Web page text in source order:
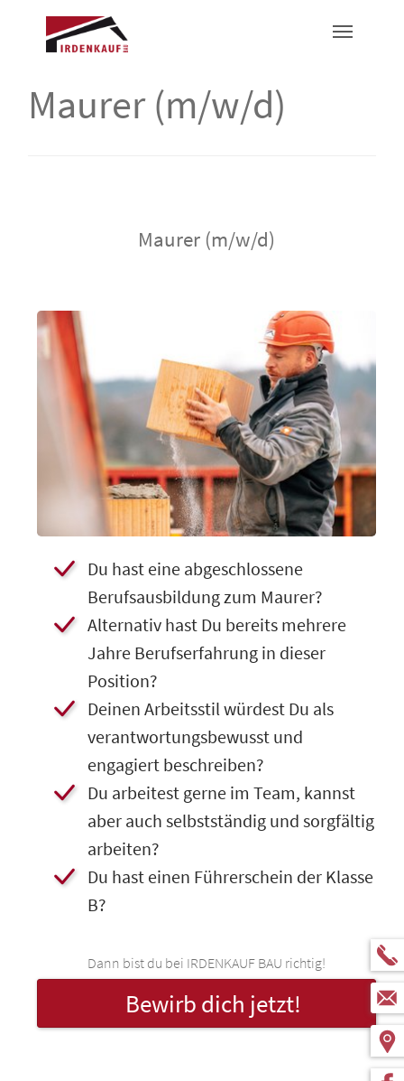
Maurer (m/w/d)
Maurer (m/w/d)
Du hast eine abgeschlossene
Berufsausbildung zum Maurer?
​Alternativ hast Du bereits mehrere
Jahre Berufserfahrung in dieser
Position?
​Deinen Arbeitsstil würdest Du als
verantwortungsbewusst und
engagiert beschreiben?
​​​​Du arbeitest gerne im Team, kannst
aber auch selbstständig und sorgfältig
arbeiten?
​Du hast einen Führerschein der Klasse
B?
Dann bist du bei IRDENKAUF BAU richtig!
Bewirb dich jetzt!